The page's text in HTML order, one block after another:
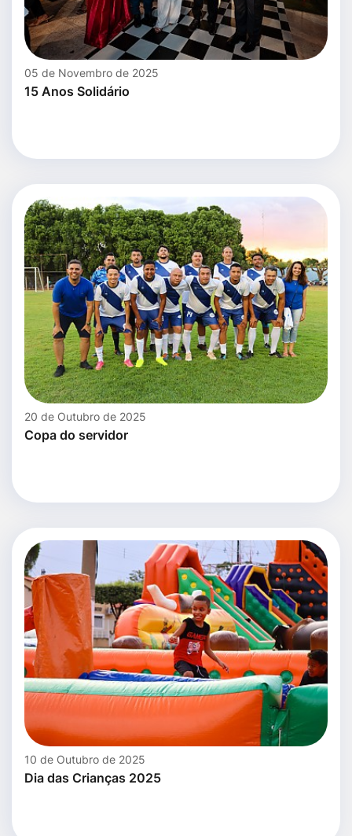
05 de Novembro de 2025
15 Anos Solidário
20 de Outubro de 2025
Copa do servidor
10 de Outubro de 2025
Dia das Crianças 2025